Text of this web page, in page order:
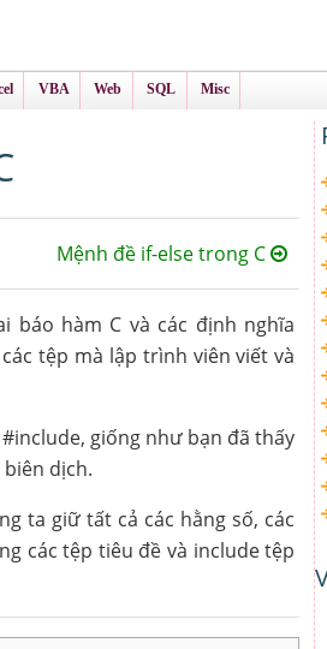
VBA Web SQL Misc
Mệnh đề if-else trong C
báo hàm C và các định nghĩa
tệp mà lập trình viên viết và
giống như bạn đã thấy
dịch.
ta giữ tất cả các hằng số, các
các tệp tiêu đề và include tệp